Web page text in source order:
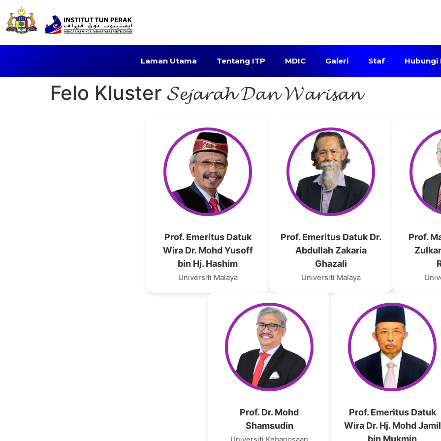
Laman Utama Tentang ITP MDIC Galeri Staf Hubungi
Felo Kluster 𝓢𝓮𝓳𝓪𝓻𝓪𝓱 𝓓𝓪𝓷 𝓦𝓪𝓻𝓲𝓼𝓪𝓷
Prof. Emeritus Datuk
Wira Dr. Mohd Yusoff
bin Hj. Hashim
Universiti Malaya
Prof. Emeritus Datuk Dr.
Abdullah Zakaria
Ghazali
Universiti Malaya
Prof.
Prof. Dr. Mohd
Shamsudin
Prof. Emeritus Datuk
Wira Dr. Hj. Mohd Jamil
bin Mukmin